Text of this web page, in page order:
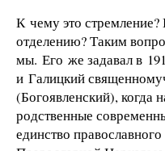
К чему это
отделению? Таким
мы. Его же задавал в
и Галицкий
(Богоявленский), когда
родственные
единство